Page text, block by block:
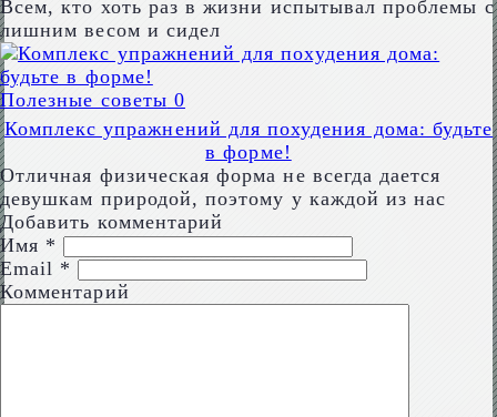
Всем, кто хоть раз в жизни испытывал проблемы с
лишним весом и сидел
Полезные советы 0
Комплекс упражнений для похудения дома: будьте
в форме!
Отличная физическая форма не всегда дается
девушкам природой, поэтому у каждой из нас
Добавить комментарий
Имя *
Email *
Комментарий